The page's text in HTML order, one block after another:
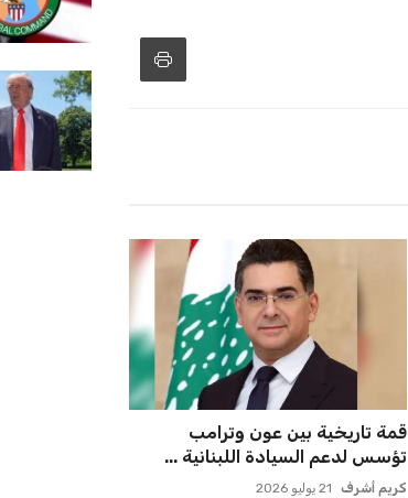
قمة تاريخية بين عون وترامب
تؤسس لدعم السيادة اللبنانية ...
كريم أشرف 21 يوليو 2026